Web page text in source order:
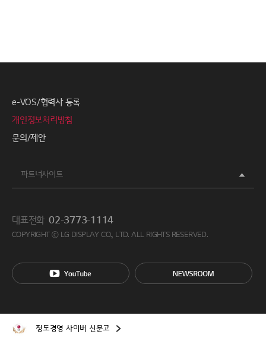
e-VOS/협력사 등록
개인정보처리방침
문의/제안
파트너사이트
정도경영 사이버 신문고
대표전화 02-3773-1114
COPYRIGHT ⓒ LG DISPLAY CO., LTD. ALL RIGHTS RESERVED.